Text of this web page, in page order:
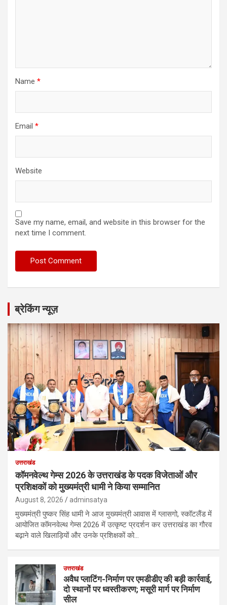
Name *
Email *
Website
Save my name, email, and website in this browser for the
next time I comment.
ब्रेकिंग न्यूज़
उत्तराखंड
कॉमनवेल्थ गेम्स 2026 के उत्तराखंड के पदक विजेताओं और
प्रशिक्षकों को मुख्यमंत्री धामी ने किया सम्मानित
August 8, 2026 adminsatya
मुख्यमंत्री पुष्कर सिंह धामी ने आज मुख्यमंत्री आवास में ग्लासगो, स्कॉटलैंड में
आयोजित कॉमनवेल्थ गेम्स 2026 में उत्कृष्ट प्रदर्शन कर उत्तराखंड का गौरव
बढ़ाने वाले खिलाड़ियों और उनके प्रशिक्षकों को…
उत्तराखंड
अवैध प्लाटिंग-निर्माण पर एमडीडीए की बड़ी कार्रवाई,
दो स्थानों पर ध्वस्तीकरण; मसूरी मार्ग पर निर्माण
सील